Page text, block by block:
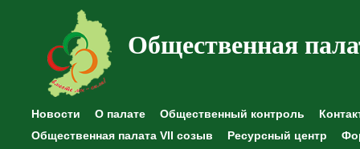
Общественная
Новости О палате Общественный контроль
Общественная палата VII созыв
Ресурсный центр